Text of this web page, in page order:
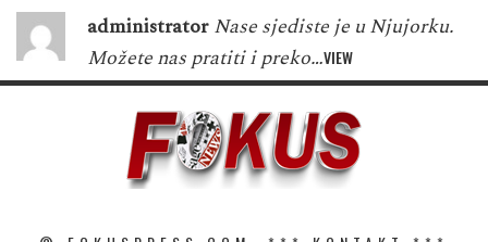
administrator Nase sjediste je u Njujorku.
Možete nas pratiti i preko…VIEW